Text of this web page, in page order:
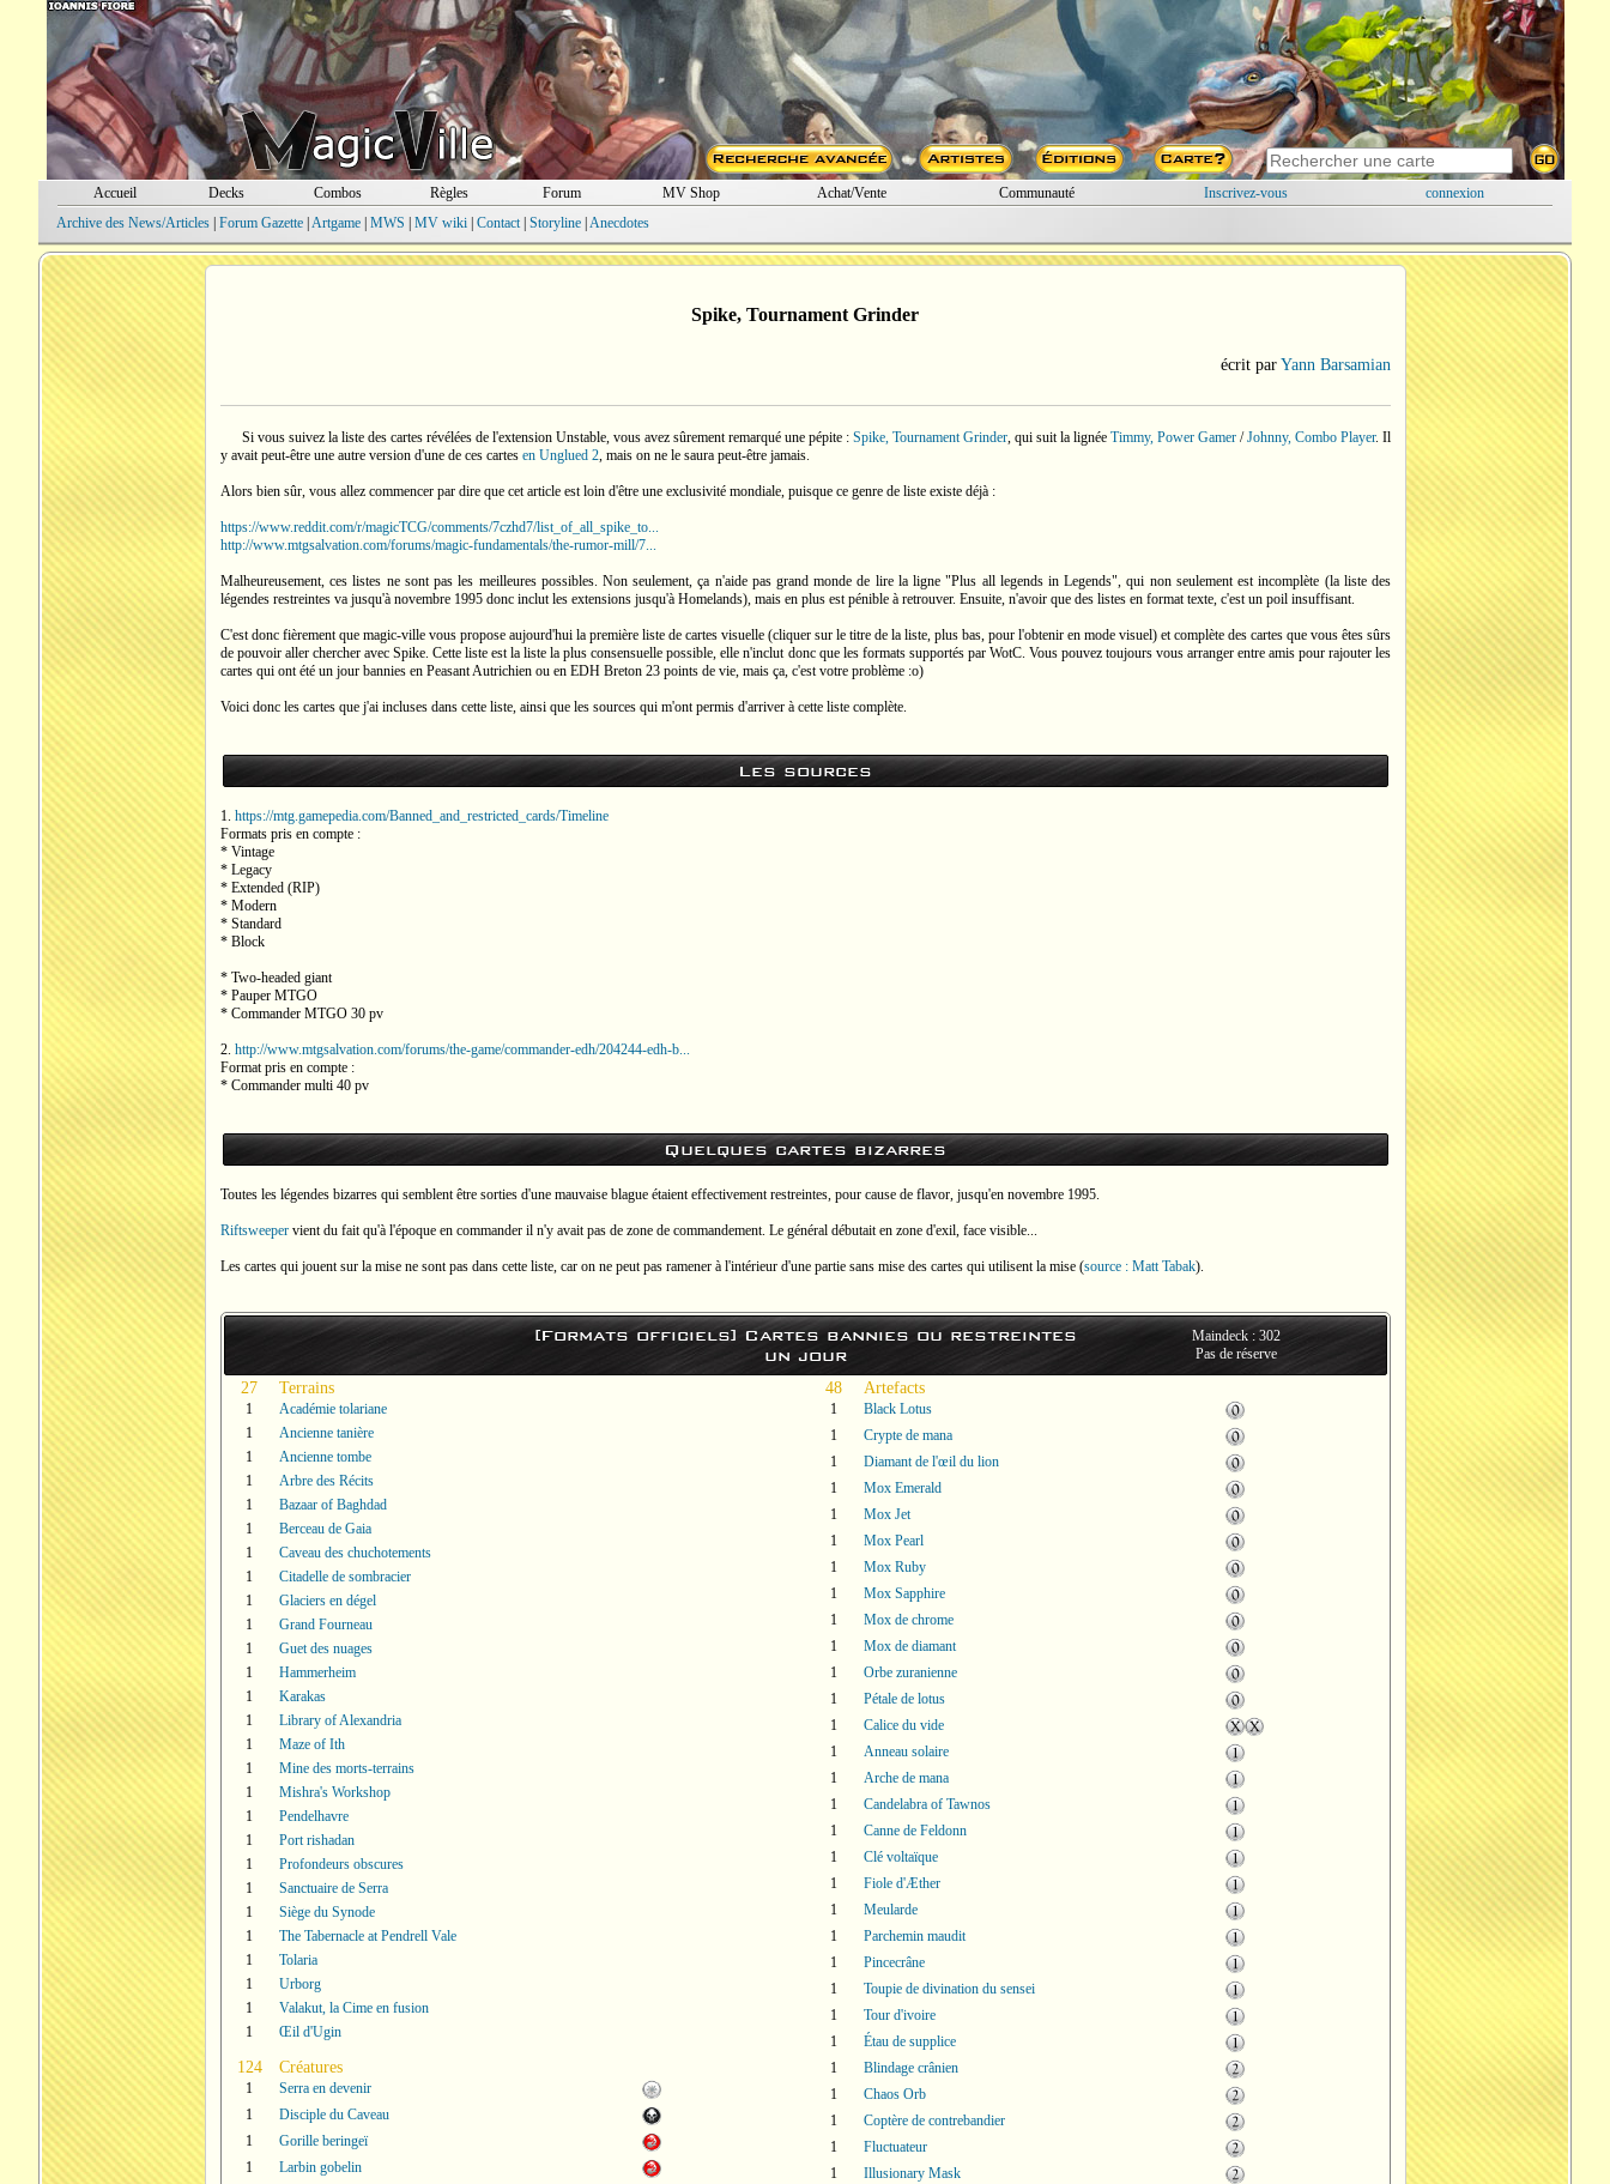
Accueil Decks Combos Règles Forum MV Shop Achat/Vente Communauté Inscrivez-vous
connexion
Archive des News/Articles| Forum Gazette| Artgame| MWS MV wiki| Contact| Storyline| Anecdotes
Spike, Tournament Grinder
écrit parYann Barsamian
Si vous suivez la liste des cartes révélées de l'extension Unstable, vous avez sûrement remarqué une pépite :Spike, Tournament Grinder, qui suit la lignéeTimmy, Power Gamer /Johnny, Combo Player. Il
y avait peut-être une autre version d'une de ces cartes en Unglued 2, mais on ne le saura peut-être jamais.
Alors bien sûr, vous allez commencer par dire que cet article est loin d'être une exclusivité mondiale, puisque ce genre de liste existe déjà :
https://www.reddit.com/r/magicTCG/comments/7czhd7/list_of_all_spike_to...
http://www.mtgsalvation.com/forums/magic-fundamentals/the-rumor-mill/7...
Malheureusement, ces listes ne sont pas les meilleures possibles. Non seulement, ça n'aide pas grand monde de lire la ligne "Plus all legends in Legends", qui non seulement est incomplète (la liste des
légendes restreintes va jusqu'à novembre 1995 donc inclut les extensions jusqu'à Homelands), mais en plus est pénible à retrouver. Ensuite, n'avoir que des listes en format texte, c'est un poil insuffisant.
C'est donc fièrement que magic-ville vous propose aujourd'hui la première liste de cartes visuelle (cliquer sur le titre de la liste, plus bas, pour l'obtenir en mode visuel) et complète des cartes que vous êtes sûrs
de pouvoir aller chercher avec Spike. Cette liste est la liste la plus consensuelle possible, elle n'inclut donc que les formats supportés par WotC. Vous pouvez toujours vous arranger entre amis pour rajouter les
cartes qui ont été un jour bannies en Peasant Autrichien ou en EDH Breton 23 points de vie, mais ça, c'est votre problème :o)
Voici donc les cartes que j'ai incluses dans cette liste, ainsi que les sources qui m'ont permis d'arriver à cette liste complète.
Les sources
1. https://mtg.gamepedia.com/Banned_and_restricted_cards/Timeline
Formats pris en compte :
* Vintage
* Legacy
* Extended (RIP)
* Modern
* Standard
* Block
* Two-headed giant
* Pauper MTGO
* Commander MTGO 30 pv
2. http://www.mtgsalvation.com/forums/the-game/commander-edh/204244-edh-b...
Format pris en compte :
* Commander multi 40 pv
Quelques cartes bizarres
Toutes les légendes bizarres qui semblent être sorties d'une mauvaise blague étaient effectivement restreintes, pour cause de flavor, jusqu'en novembre 1995.
Riftsweepervient du fait qu'à l'époque en commander il n'y avait pas de zone de commandement. Le général débutait en zone d'exil, face visible...
Les cartes qui jouent sur la mise ne sont pas dans cette liste, car on ne peut pas ramener à l'intérieur d'une partie sans mise des cartes qui utilisent la mise (source : Matt Tabak).
[Formats officiels] Cartes bannies ou restreintes
un jour
Maindeck : 302
Pas de réserve
27 Terrains
1
Académie tolariane
1
Ancienne tanière
1
Ancienne tombe
1
Arbre des Récits
1
Bazaar of Baghdad
1
Berceau de Gaia
1
Caveau des chuchotements
1
Citadelle de sombracier
1
Glaciers en dégel
1
Grand Fourneau
1
Guet des nuages
1
Hammerheim
1
Karakas
1
Library of Alexandria
1
Maze of Ith
1
Mine des morts-terrains
1
Mishra's Workshop
1
Pendelhavre
1
Port rishadan
1
Profondeurs obscures
1
Sanctuaire de Serra
1
Siège du Synode
1
The Tabernacle at Pendrell Vale
1
Tolaria
1
Urborg
1
Valakut, la Cime en fusion
1
Œil d'Ugin
124 Créatures
1
Serra en devenir
1
Disciple du Caveau
1
Gorille beringeï
1
Larbin gobelin
48 Artefacts
1
Black Lotus
1
Crypte de mana
1
Diamant de l'œil du lion
1
Mox Emerald
1
Mox Jet
1
Mox Pearl
1
Mox Ruby
1
Mox Sapphire
1
Mox de chrome
1
Mox de diamant
1
Orbe zuranienne
1
Pétale de lotus
1
Calice du vide
1
Anneau solaire
1
Arche de mana
1
Candelabra of Tawnos
1
Canne de Feldonn
1
Clé voltaïque
1
Fiole d'Æther
1
Meularde
1
Parchemin maudit
1
Pincecrâne
1
Toupie de divination du sensei
1
Tour d'ivoire
1
Étau de supplice
1
Blindage crânien
1
Chaos Orb
1
Coptère de contrebandier
1
Fluctuateur
1
Illusionary Mask